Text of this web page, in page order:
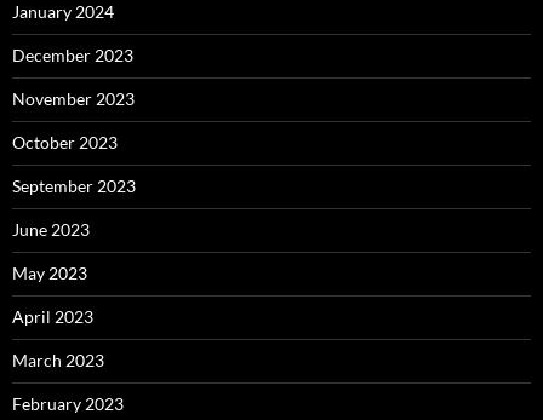
January 2024
December 2023
November 2023
October 2023
September 2023
June 2023
May 2023
April 2023
March 2023
February 2023